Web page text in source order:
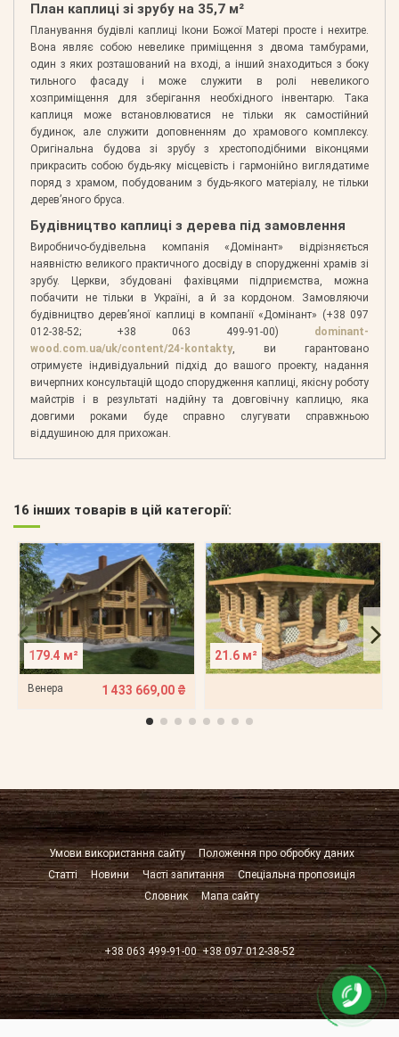
План каплиці зі зрубу на 35,7 м²
Планування будівлі каплиці Ікони Божої Матері просте і нехитре.
Вона являє собою невелике приміщення з двома тамбурами,
один з яких розташований на вході, а інший знаходиться з боку
тильного фасаду і може служити в ролі невеликого
хозприміщення для зберігання необхідного інвентарю. Така
каплиця може встановлюватися не тільки як самостійний
будинок, але служити доповненням до храмового комплексу.
Оригінальна будова зі зрубу з хрестоподібними віконцями
прикрасить собою будь-яку місцевість і гармонійно виглядатиме
поряд з храмом, побудованим з будь-якого матеріалу, не тільки
дерев’яного бруса.
Будівництво каплиці з дерева під замовлення
Виробничо-будівельна компанія «Домінант» відрізняється
наявністю великого практичного досвіду в спорудженні храмів зі
зрубу. Церкви, збудовані фахівцями підприємства, можна
побачити не тільки в Україні, а й за кордоном. Замовляючи
будівництво дерев’яної каплиці в компанії «Домінант» (+38 097
012-38-52; +38 063 499-91-00) dominant-
wood.com.ua/uk/content/24-kontakty, ви гарантовано
отримуєте індивідуальний підхід до вашого проекту, надання
вичерпних консультацій щодо спорудження каплиці, якісну роботу
майстрів і в результаті надійну та довговічну каплицю, яка
довгими роками буде справно слугувати справжньою
віддушиною для прихожан.
16 інших товарів в цій категорії:
179.4 м²
Венера 1 433 669,00 ₴
21.6 м²
Умови використання сайту
Положення про обробку даних
Статті
Новини Часті запитання
Спеціальна пропозиція
Словник
Мапа сайту
+38 063 499-91-00 +38 097 012-38-52